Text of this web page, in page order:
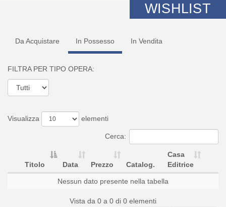
WISHLIST
Da Acquistare In Possesso In Vendita
FILTRA PER TIPO OPERA:
Visualizza elementi
Cerca:
Titolo Data Prezzo Catalog.
Casa
Editrice
Nessun dato presente nella tabella
Vista da 0 a 0 di 0 elementi